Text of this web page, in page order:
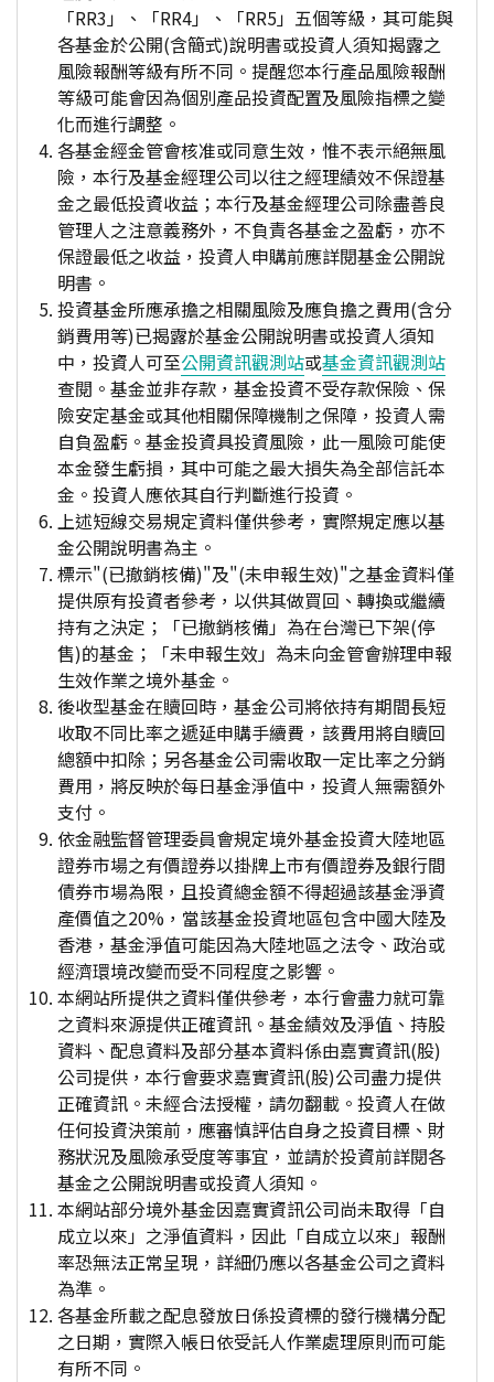
「RR3」、「RR4」、「RR5」五個等級，其可能與
各基金於公開(含簡式)說明書或投資人須知揭露之
風險報酬等級有所不同。提醒您本行產品風險報酬
等級可能會因為個別產品投資配置及風險指標之變
化而進行調整。
各基金經金管會核准或同意生效，惟不表示絕無風
險，本行及基金經理公司以往之經理績效不保證基
金之最低投資收益；本行及基金經理公司除盡善良
管理人之注意義務外，不負責各基金之盈虧，亦不
保證最低之收益，投資人申購前應詳閱基金公開說
明書。
投資基金所應承擔之相關風險及應負擔之費用(含分
銷費用等)已揭露於基金公開說明書或投資人須知
中，投資人可至公開資訊觀測站或基金資訊觀測站
查閱。基金並非存款，基金投資不受存款保險、保
險安定基金或其他相關保障機制之保障，投資人需
自負盈虧。基金投資具投資風險，此一風險可能使
本金發生虧損，其中可能之最大損失為全部信託本
金。投資人應依其自行判斷進行投資。
上述短線交易規定資料僅供參考，實際規定應以基
金公開說明書為主。
標示"(已撤銷核備)"及"(未申報生效)"之基金資料僅
提供原有投資者參考，以供其做買回、轉換或繼續
持有之決定；「已撤銷核備」為在台灣已下架(停
售)的基金；「未申報生效」為未向金管會辦理申報
生效作業之境外基金。
後收型基金在贖回時，基金公司將依持有期間長短
收取不同比率之遞延申購手續費，該費用將自贖回
總額中扣除；另各基金公司需收取一定比率之分銷
費用，將反映於每日基金淨值中，投資人無需額外
支付。
依金融監督管理委員會規定境外基金投資大陸地區
證券市場之有價證券以掛牌上市有價證券及銀行間
債券市場為限，且投資總金額不得超過該基金淨資
產價值之20%，當該基金投資地區包含中國大陸及
香港，基金淨值可能因為大陸地區之法令、政治或
經濟環境改變而受不同程度之影響。
本網站所提供之資料僅供參考，本行會盡力就可靠
之資料來源提供正確資訊。基金績效及淨值、持股
資料、配息資料及部分基本資料係由嘉實資訊(股)
公司提供，本行會要求嘉實資訊(股)公司盡力提供
正確資訊。未經合法授權，請勿翻載。投資人在做
任何投資決策前，應審慎評估自身之投資目標、財
務狀況及風險承受度等事宜，並請於投資前詳閱各
基金之公開說明書或投資人須知。
本網站部分境外基金因嘉實資訊公司尚未取得「自
成立以來」之淨值資料，因此「自成立以來」報酬
率恐無法正常呈現，詳細仍應以各基金公司之資料
為準。
各基金所載之配息發放日係投資標的發行機構分配
之日期，實際入帳日依受託人作業處理原則而可能
有所不同。